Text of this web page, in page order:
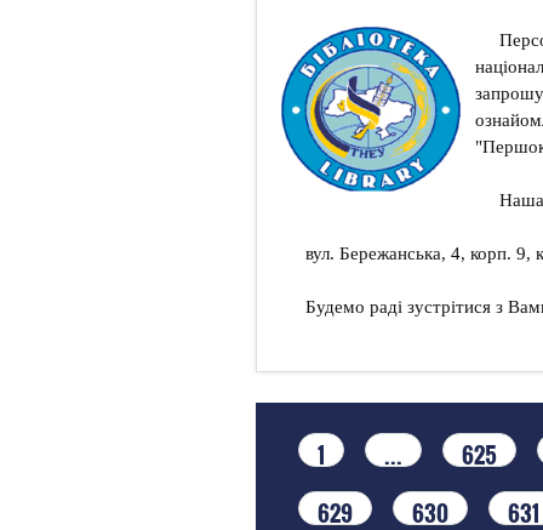
Наша
вул. Бережанська, 4, корп. 9,
Будемо раді зустрітися з
1 ...
625
629
630
631